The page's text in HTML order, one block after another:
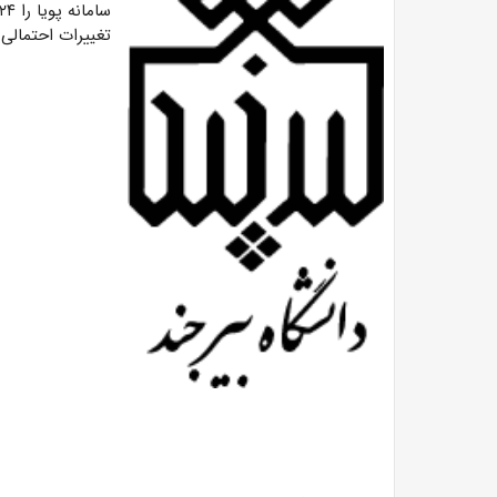
سامانه پویا را ۲۴ تا ۴۸ ساعت قبل از امتحان
تغییرات